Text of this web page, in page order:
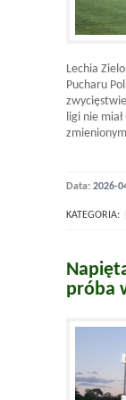
Lechia
Pucharu
ligi nie
Data: 2026-
KATEGORIA:
próba